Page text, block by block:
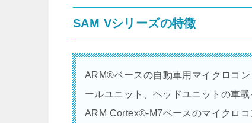
SAM Vシリーズの特徴
ARM®ベースの自動車用マイクロコ
ールユニット、ヘッドユニットの車
ARM Cortex®-M7ベースのマイクロ